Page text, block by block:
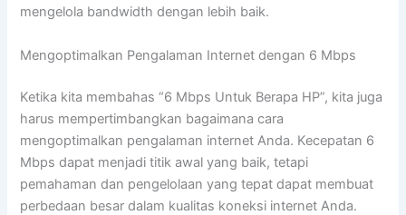
mengelola bandwidth dengan lebih baik.
Mengoptimalkan Pengalaman Internet dengan 6 Mbps
Ketika kita membahas “6 Mbps Untuk Berapa HP”, kita juga
harus mempertimbangkan bagaimana cara
mengoptimalkan pengalaman internet Anda. Kecepatan 6
Mbps dapat menjadi titik awal yang baik, tetapi
pemahaman dan pengelolaan yang tepat dapat membuat
perbedaan besar dalam kualitas koneksi internet Anda.